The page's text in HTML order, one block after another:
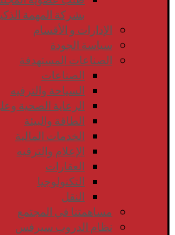
بشركة المهمة
الإدارات و الأقسام
سياسة الجودة
الصناعات المستهدفة
الصناعات
السياحة والترفيه
الرعاية الصحية
الطاقة والبيئة
الخدمات المالية
الإعلام والترفيه
العقارات
التكنولوجيا
النقل
مساهمتنا في المجتمع
نظام الدروب سيرفس